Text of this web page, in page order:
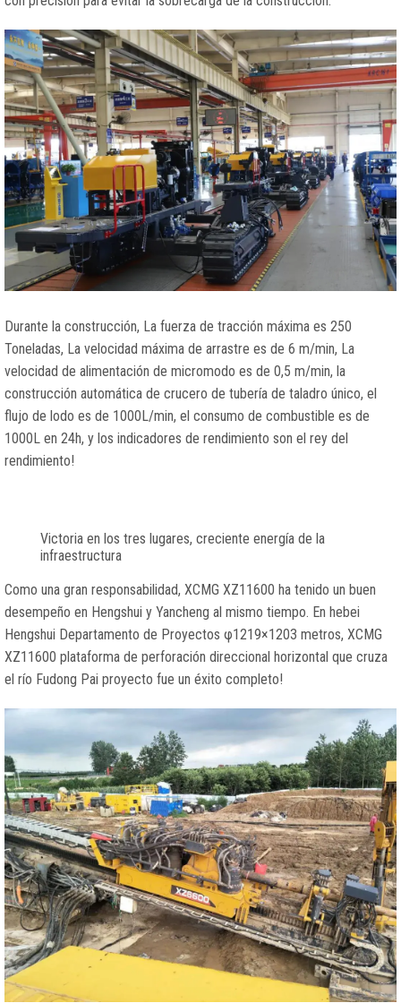
Durante la construcción, La fuerza de tracción máxima es 250
Toneladas, La velocidad máxima de arrastre es de 6 m/min, La
velocidad de alimentación de micromodo es de 0,5 m/min, la
construcción automática de crucero de tubería de taladro único, el
flujo de lodo es de 1000L/min, el consumo de combustible es de
1000L en 24h, y los indicadores de rendimiento son el rey del
rendimiento!
Victoria en los tres lugares, creciente energía de la
infraestructura
Como una gran responsabilidad, XCMG XZ11600 ha tenido un buen
desempeño en Hengshui y Yancheng al mismo tiempo. En hebei
Hengshui Departamento de Proyectos φ1219×1203 metros, XCMG
XZ11600 plataforma de perforación direccional horizontal que cruza
el río Fudong Pai proyecto fue un éxito completo!